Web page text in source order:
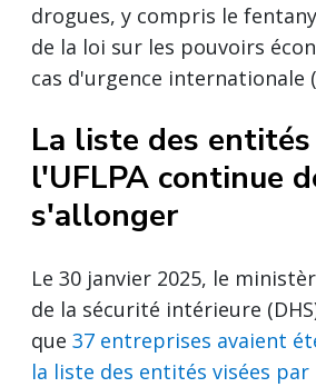
drogues, y compris le
de la loi sur les pouvoirs
cas d'urgence internationale
La liste des
l'UFLPA continue
s'allonger
Le 30 janvier 2025, le
de la sécurité intérieure
que 37 entreprises avaient
la liste des entités visées